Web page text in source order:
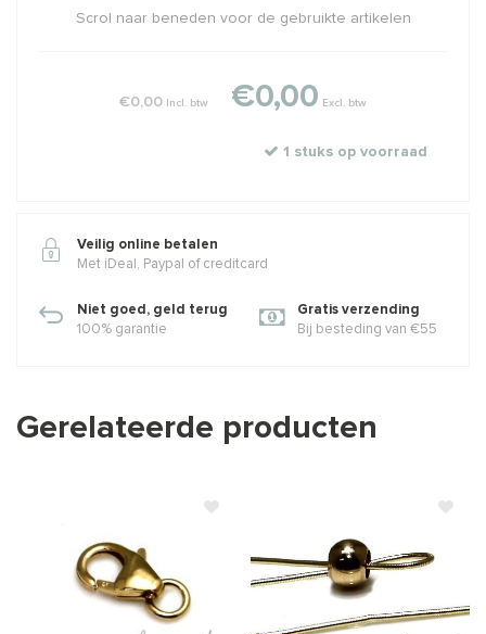
Scrol naar beneden voor de gebruikte artikelen
€0,00 Incl. btw €0,00 Excl. btw
1 stuks op voorraad
Veilig online betalen
Met iDeal, Paypal of creditcard
Niet goed, geld terug
100% garantie
Gratis verzending
Bij besteding van €55
Gerelateerde producten